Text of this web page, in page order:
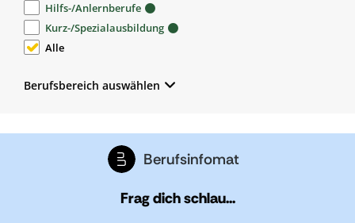
Hilfs-/Anlernberufe
Kurz-/Spezialausbildung
Alle
Berufsbereich auswählen
Berufsinfomat
Frag dich schlau...